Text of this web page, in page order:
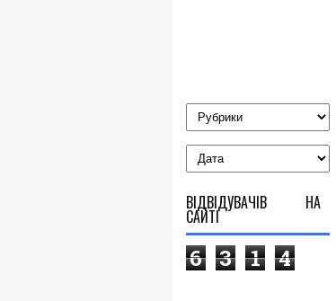
ВІДВІДУВАЧІВ НА
САЙТІ
6 3 1 4